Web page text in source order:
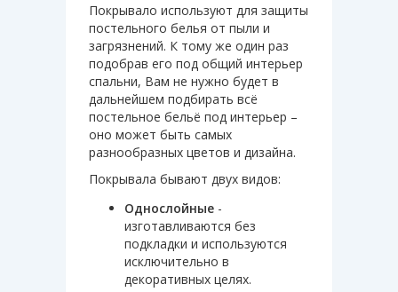
Покрывало используют для защиты
постельного белья от пыли и
загрязнений. К тому же один раз
подобрав его под общий интерьер
спальни, Вам не нужно будет в
дальнейшем подбирать всё
постельное бельё под интерьер –
оно может быть самых
разнообразных цветов и дизайна.
Покрывала бывают двух видов:
Однослойные -
изготавливаются без
подкладки и используются
исключительно в
декоративных целях.